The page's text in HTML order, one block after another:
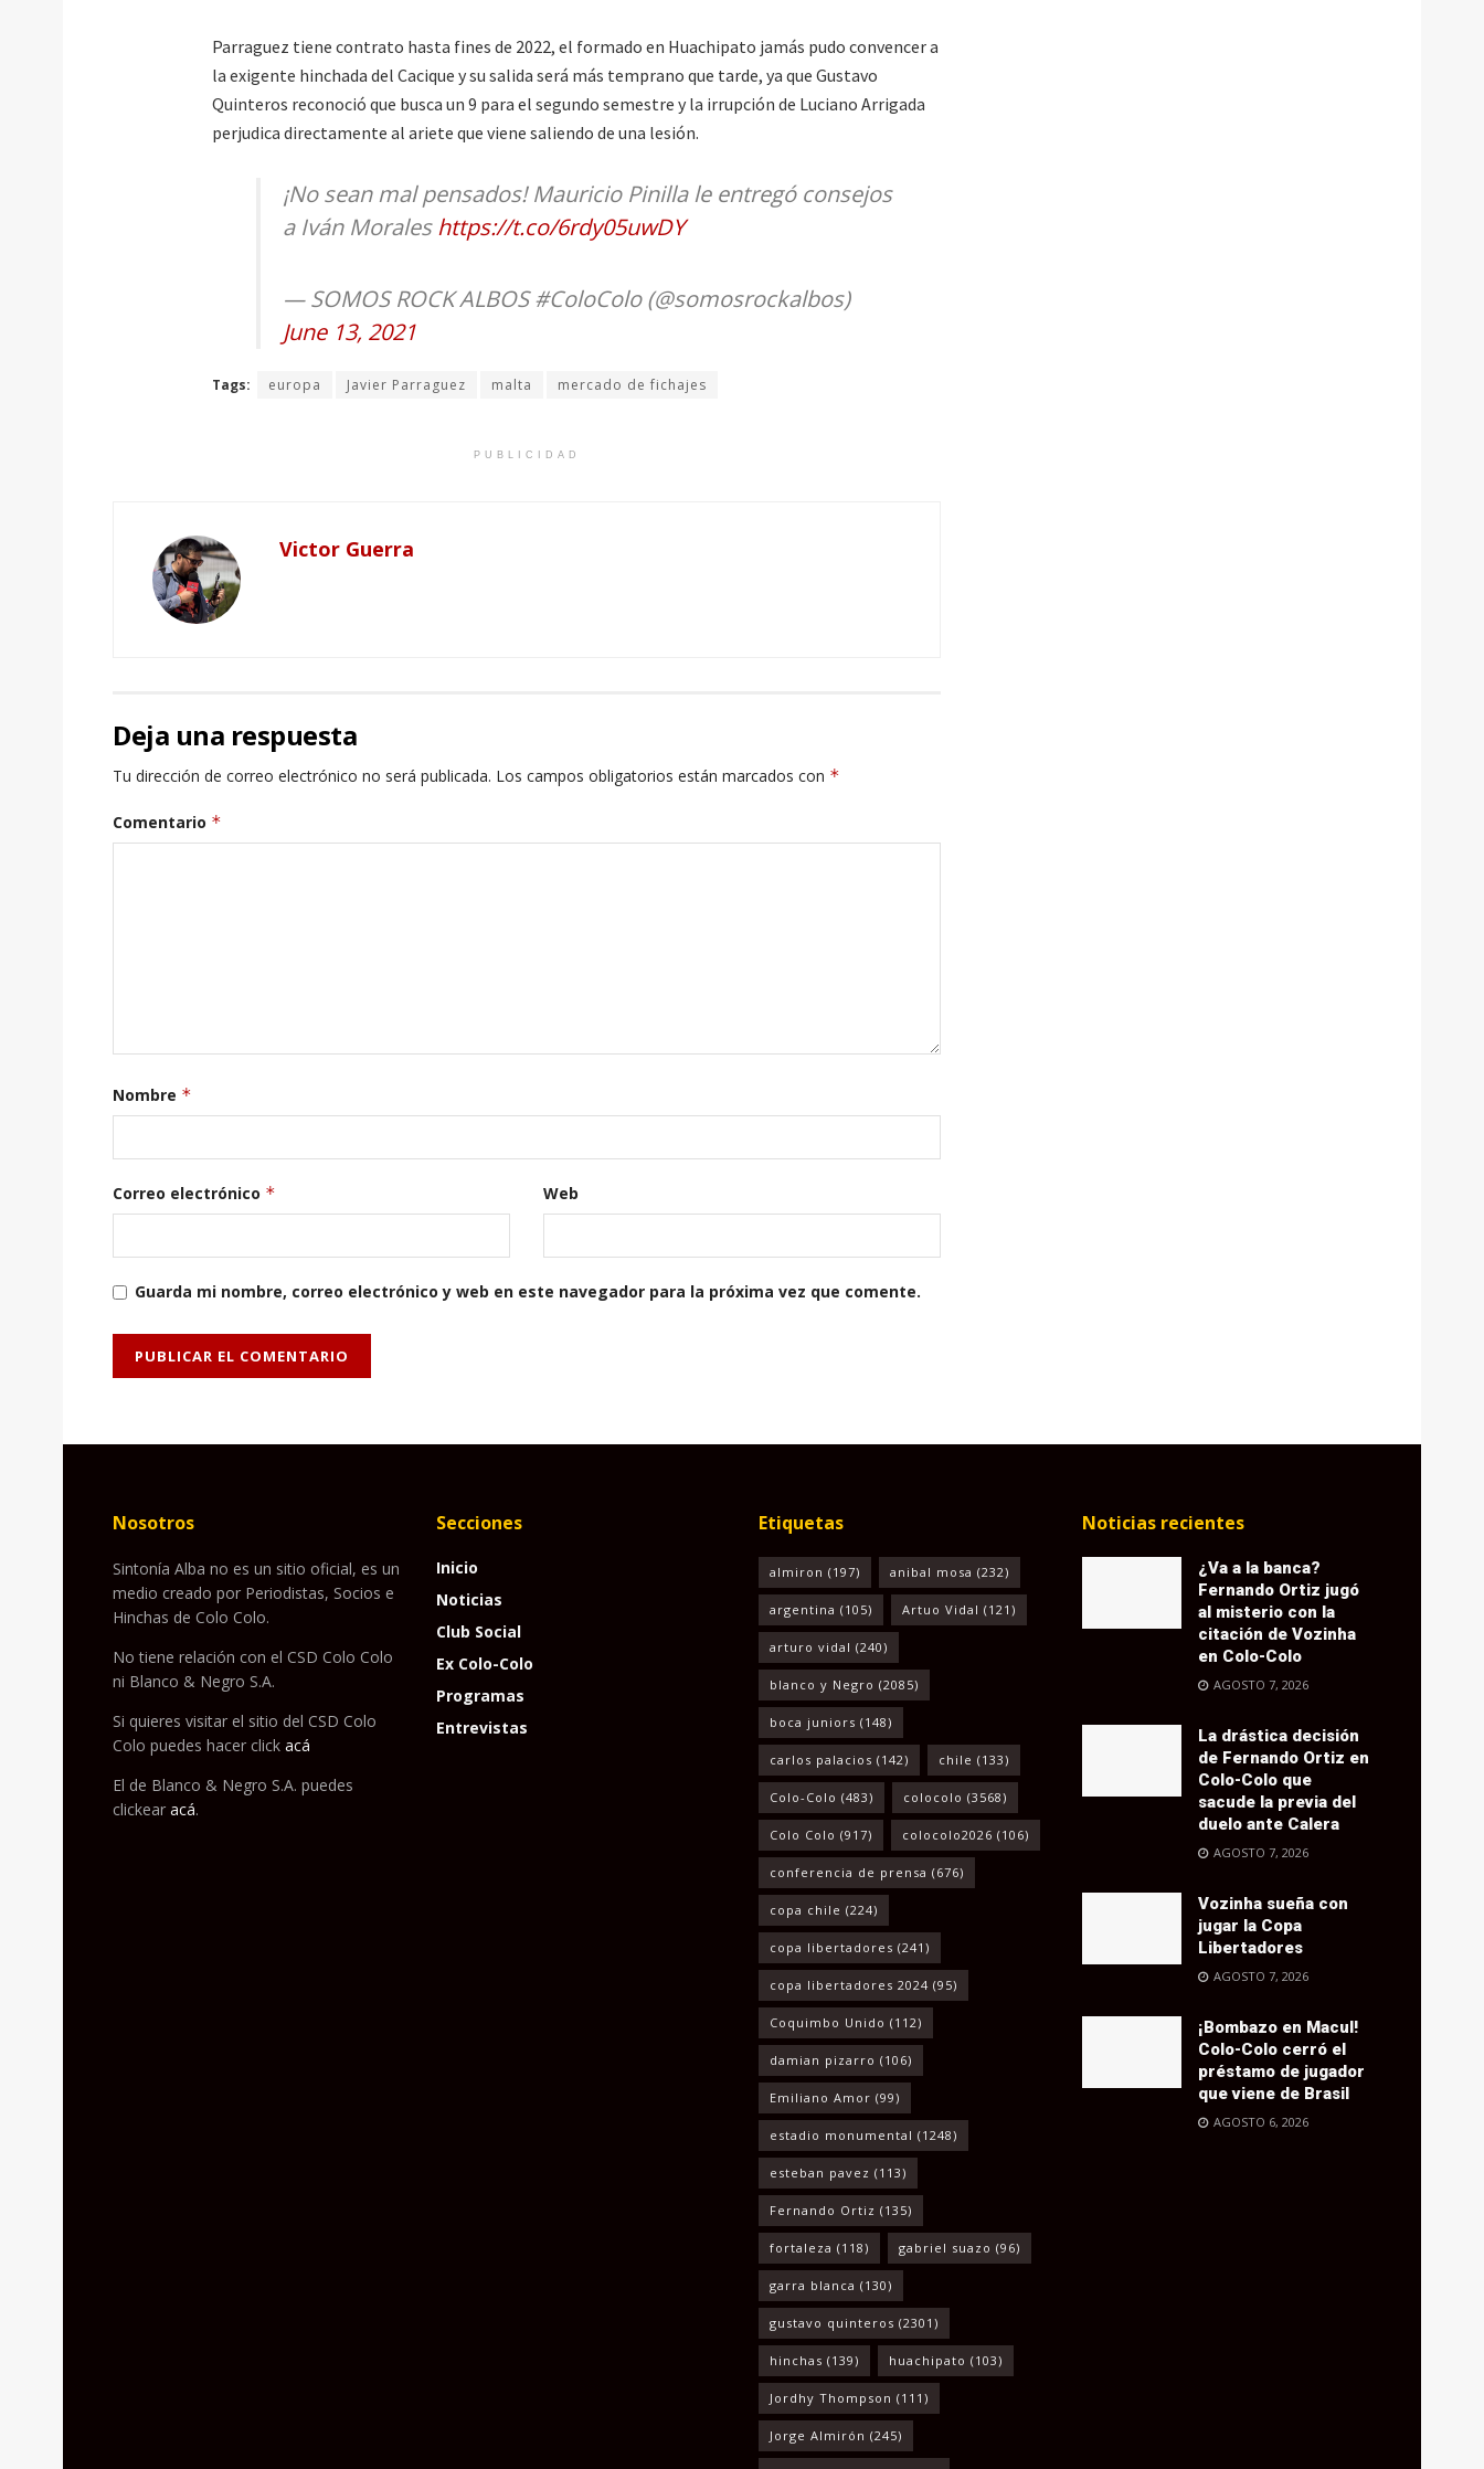
Parraguez tiene contrato hasta fines de 2022, el formado en Huachipato jamás pudo convencer a
la exigente hinchada del Cacique y su salida será más temprano que tarde, ya que Gustavo
Quinteros reconoció que busca un 9 para el segundo semestre y la irrupción de Luciano Arrigada
perjudica directamente al ariete que viene saliendo de una lesión.
¡No sean mal pensados! Mauricio Pinilla le entregó consejos
a Iván Moraleshttps://t.co/6rdy05uwDY
— SOMOS ROCK ALBOS #ColoColo (@somosrockalbos)
June 13, 2021
Tags: europa Javier Parraguez malta mercado de fichajes
PUBLICIDAD
Victor Guerra
Deja una respuesta
Tu dirección de correo electrónico no será publicada. Los campos obligatorios están marcados con *
Comentario *
Nombre *
Correo electrónico * Web
Guarda mi nombre, correo electrónico y web en este navegador para la próxima vez que comente.
Nosotros
Sintonía Alba no es un sitio oficial, es un
medio creado por Periodistas, Socios e
Hinchas de Colo Colo.
No tiene relación con el CSD Colo Colo
ni Blanco & Negro S.A.
Si quieres visitar el sitio del CSD Colo
Colo puedes hacer click acá
El de Blanco & Negro S.A. puedes
clickear acá.
Secciones
Inicio
Noticias
Club Social
Ex Colo-Colo
Programas
Entrevistas
Etiquetas
almiron (197) anibal mosa (232)
argentina (105) Artuo Vidal (121)
arturo vidal (240)
blanco y Negro (2085)
boca juniors (148)
carlos palacios (142) chile (133)
Colo-Colo (483) colocolo (3568)
Colo Colo (917) colocolo2026 (106)
conferencia de prensa (676)
copa chile (224)
copa libertadores (241)
copa libertadores 2024 (95)
Coquimbo Unido (112)
damian pizarro (106)
Emiliano Amor (99)
estadio monumental (1248)
esteban pavez (113)
Fernando Ortiz (135)
fortaleza (118) gabriel suazo (96)
garra blanca (130)
gustavo quinteros (2301)
hinchas (139) huachipato (103)
Jordhy Thompson (111)
Jorge Almirón (245)
Noticias recientes
¿Va a la banca?
Fernando Ortiz jugó
al misterio con la
citación de Vozinha
en Colo-Colo
AGOSTO 7, 2026
La drástica decisión
de Fernando Ortiz en
Colo-Colo que
sacude la previa del
duelo ante Calera
AGOSTO 7, 2026
Vozinha sueña con
jugar la Copa
Libertadores
AGOSTO 7, 2026
¡Bombazo en Macul!
Colo-Colo cerró el
préstamo de jugador
que viene de Brasil
AGOSTO 6, 2026